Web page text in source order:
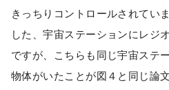
きっちりコントロールされてい
した、宇宙ステーションにレジ
ですが、こちらも同じ宇宙ステ
物体がいたことが図４と同じ論